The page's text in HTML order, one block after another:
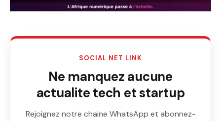
SOCIAL NET LINK
Ne manquez aucune
actualite tech et startup
Rejoignez notre chaine WhatsApp et abonnez-